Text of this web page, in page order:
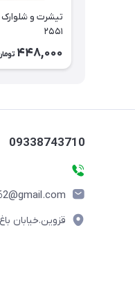
تیشرت و
۲۵۵۱
448,000
09338743710
قزوین.خیابان